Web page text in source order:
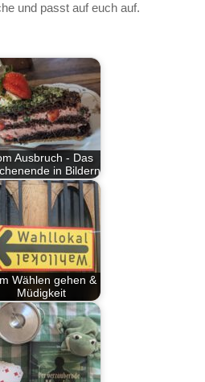
und passt auf euch auf.
Ausbruch - Das
in Bildern
Wählen gehen &
Müdigkeit